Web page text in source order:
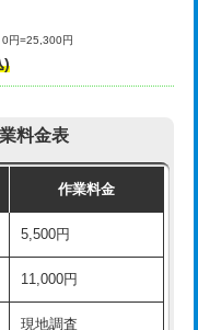
38,500円
38,500円
22,000円
22,000円+材料費
円=25,300円
)
料金表
作業料金
5,500円
11,000円
現地調査